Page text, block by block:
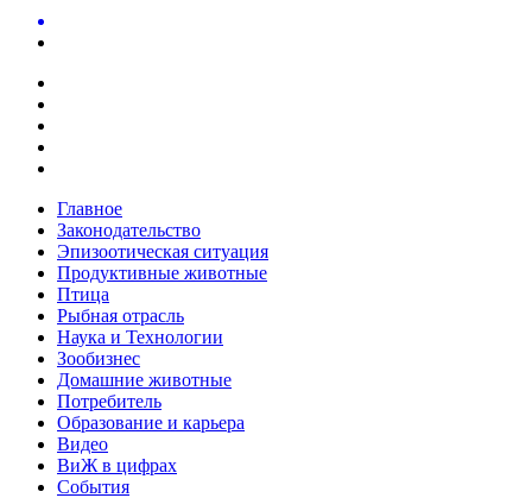
Главное
Законодательство
Эпизоотическая ситуация
Продуктивные животные
Птица
Рыбная отрасль
Наука и Технологии
Зообизнес
Домашние животные
Потребитель
Образование и карьера
Видео
ВиЖ в цифрах
События